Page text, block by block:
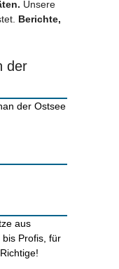
Unsere
Berichte,
der